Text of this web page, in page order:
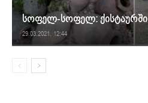
სოფელ-სოფელ: ქისტაურში
29.03.2021. 12:44